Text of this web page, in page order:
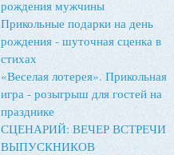
рождения мужчины
Прикольные подарки на день
рождения - шуточная сценка в
стихах
«Веселая лотерея». Прикольная
игра - розыгрыш для гостей на
празднике
СЦЕНАРИЙ: ВЕЧЕР ВСТРЕЧИ
ВЫПУСКНИКОВ